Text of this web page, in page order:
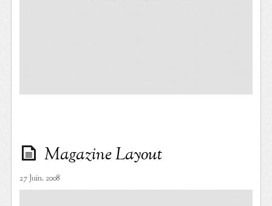
Magazine Layout
27 Juin. 2008